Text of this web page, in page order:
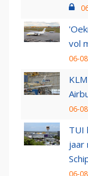
vol
06-
06-
TUI
jaar
06-